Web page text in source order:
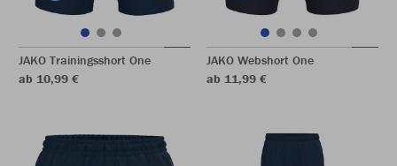
JAKO Trainingsshort One
ab 10,99 €
JAKO Webshort One
ab 11,99 €